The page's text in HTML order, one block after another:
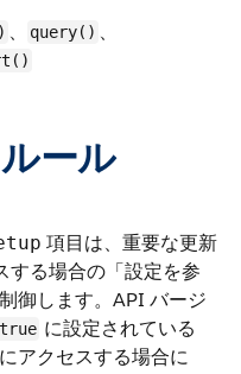
、 query() 、
ール
項目は、重要な更新
する場合の「設定を参
御します。API バージ
true に設定されている
アクセスする場合に